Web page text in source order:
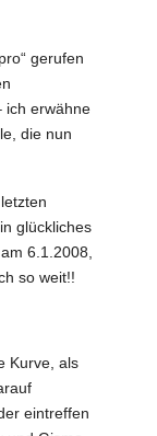
gerufen
ich erwähne
die nun
glückliches
6.1.2008,
so weit!!
Kurve, als
eintreffen